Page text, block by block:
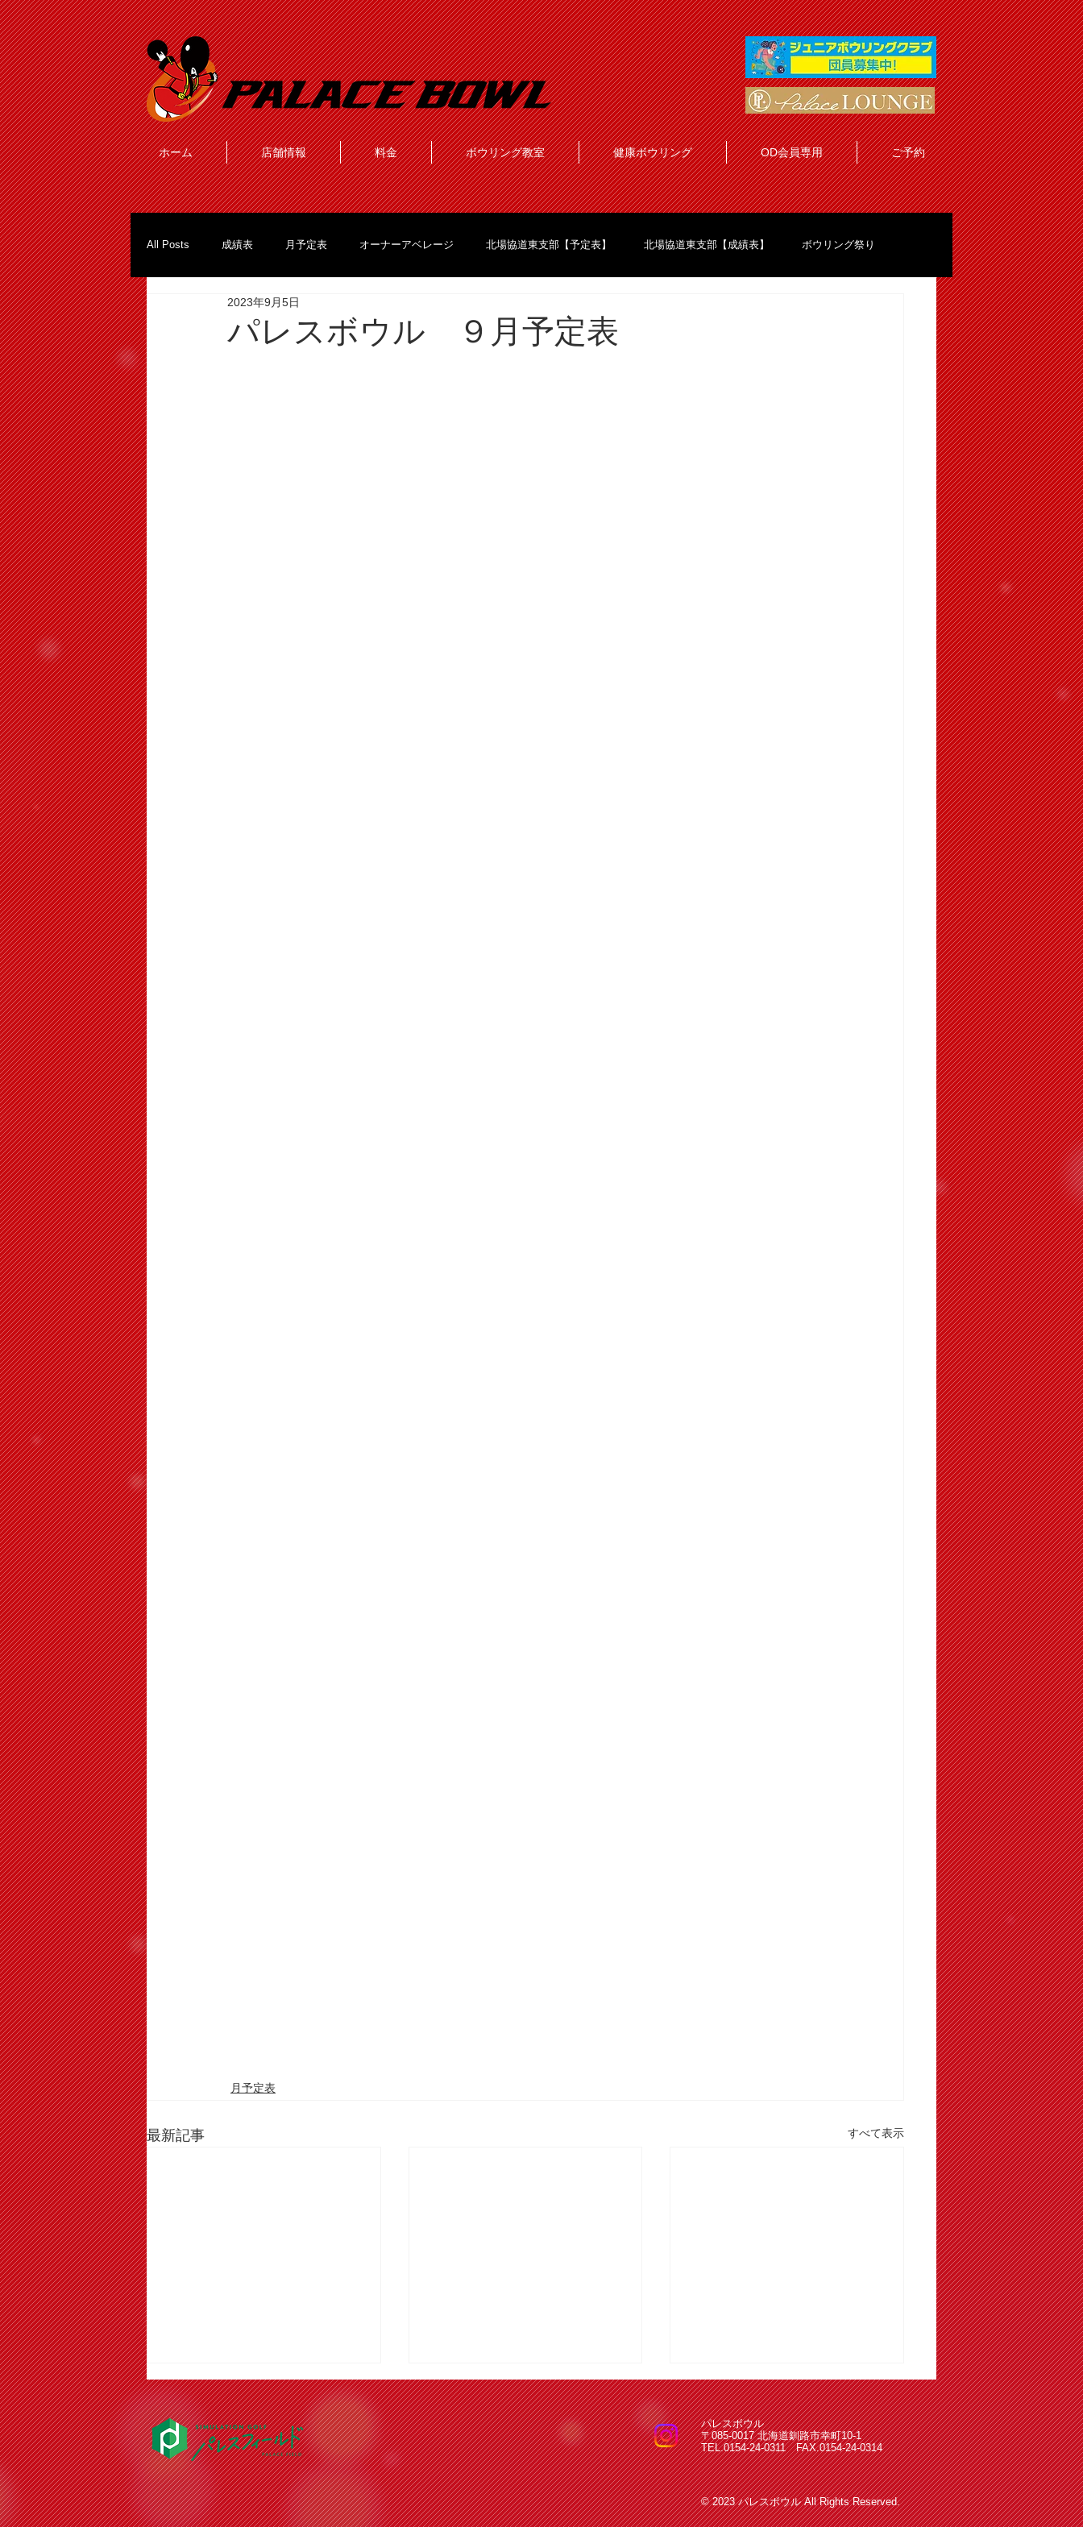
ホーム 店舗情報 料金 ボウリング教室 健康ボウリング OD会員専用 ご予約
All Posts 成績表 月予定表 オーナーアベレージ 北場協道東支部【予定表】 北場協道東支部【成績表】 ボウリング祭り
パレスボウル ９月予定表
2023年9月5日
月予定表
最新記事 すべて表示
パレスボウル ８月度 予定 パレスボウル ７月度 予定 パレスボウル ６月度 予定
パレスボウル
〒085-0017 北海道釧路市幸町10-1
TEL.0154-24-0311 FAX.0154-24-0314
© 2023 パレスボウル All Rights Reserved.